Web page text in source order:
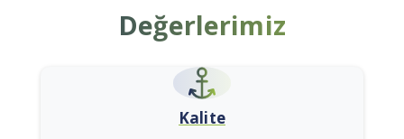
Değerlerimiz
Kalite